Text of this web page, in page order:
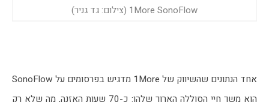
1More SonoFlow (צילום: גד גניר)